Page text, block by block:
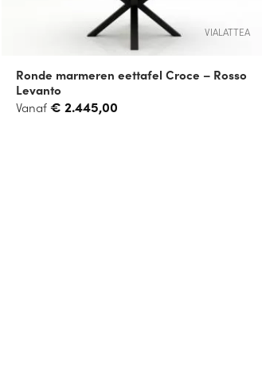
Ronde marmeren eettafel Croce – Rosso
Levanto
Vanaf€ 2.445,00
VIALATTEA